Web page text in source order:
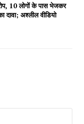
10 लोगों के पास भेजकर
दावा; अश्लील वीडियो